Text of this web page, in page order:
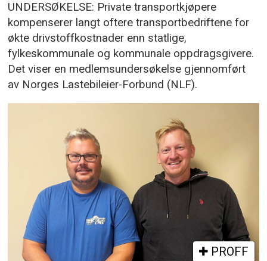
UNDERSØKELSE: Private transportkjøpere
kompenserer langt oftere transportbedriftene for
økte drivstoffkostnader enn statlige,
fylkeskommunale og kommunale oppdragsgivere.
Det viser en medlemsundersøkelse gjennomført
av Norges Lastebileier-Forbund (NLF).
PROFF